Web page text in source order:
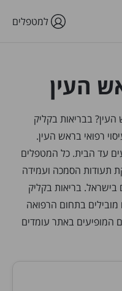
למטפלים
העין
בבריאות בקליק
רפואי בראש העין.
2 מטפלים, 3 מגיעים עד הבית. כל המטפלים
תעודות הסמכה ועמידה
בישראל. בריאות בקליק
מובילים בתחום הרפואה
באתר עומדים